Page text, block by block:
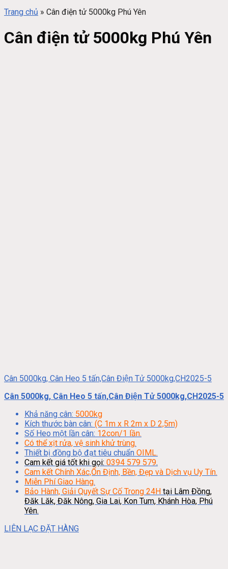
Trang chủ » Cân điện tử 5000kg Phú Yên
Cân điện tử 5000kg Phú Yên
Cân 5000kg, Cân Heo 5 tấn,Cân Điện Tử 5000kg,CH2025-5
Cân 5000kg, Cân Heo 5 tấn,Cân Điện Tử 5000kg,CH2025-5
Khả năng cân: 5000kg
Kích thước bàn cân: (C 1m x R 2m x D 2,5m)
Số Heo một lần cân: 12con/1 lần.
Có thể xịt rửa, vệ sinh khử trùng.
Thiết bị đồng bộ đạt tiêu chuẩn OIML.
Cam kết giá tốt khi gọi: 0394 579 579.
Cam kết Chính Xác,Ổn Định, Bền, Đẹp và Dịch vụ Uy Tín.
Miễn Phí Giao Hàng.
Bảo Hành, Giải Quyết Sự Cố Trong 24H tại Lâm Đồng,
Đăk Lăk, Đăk Nông, Gia Lai, Kon Tum, Khánh Hòa, Phú
Yên.
LIÊN LẠC ĐẶT HÀNG